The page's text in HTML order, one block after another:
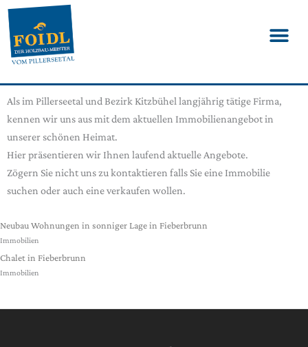
Als im Pillerseetal und Bezirk Kitzbühel langjährig tätige Firma,
kennen wir uns aus mit dem aktuellen Immobilienangebot in
unserer schönen Heimat.
Hier präsentieren wir Ihnen laufend aktuelle Angebote.
Zögern Sie nicht uns zu kontaktieren falls Sie eine Immobilie
suchen oder auch eine verkaufen wollen.
Neubau Wohnungen in sonniger Lage in Fieberbrunn
Immobilien
Chalet in Fieberbrunn
Immobilien